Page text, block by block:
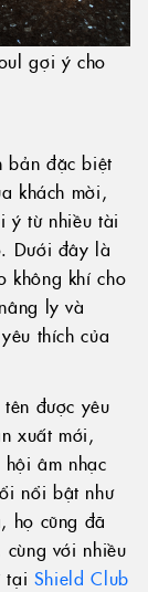
gợi ý cho
bản đặc biệt
khách mời,
ý từ nhiều tài
Dưới đây là
không khí cho
ly và
thích của
được yêu
xuất mới,
âm nhạc
nổi bật như
họ cũng đã
với nhiều
tại Shield Club